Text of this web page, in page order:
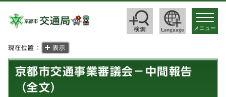
toggle
メニュー
現在位置： 表示
京都市交通事業審議会－中間報告
（全文）